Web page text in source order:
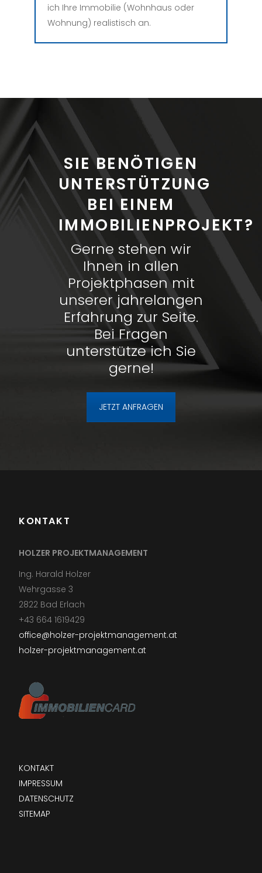
ich Ihre Immobilie (Wohnhaus oder
Wohnung) realistisch an.
SIE BENÖTIGEN
UNTERSTÜTZUNG
BEI EINEM
IMMOBILIENPROJEKT?
Gerne stehen wir
Ihnen in allen
Projektphasen mit
unserer jahrelangen
Erfahrung zur Seite.
Bei Fragen
unterstütze ich Sie
gerne!
JETZT ANFRAGEN
KONTAKT
HOLZER PROJEKTMANAGEMENT
Ing. Harald Holzer
Wehrgasse 3
2822 Bad Erlach
+43 664 1619429
office@holzer-projektmanagement.at
holzer-projektmanagement.at
KONTAKT
IMPRESSUM
DATENSCHUTZ
SITEMAP